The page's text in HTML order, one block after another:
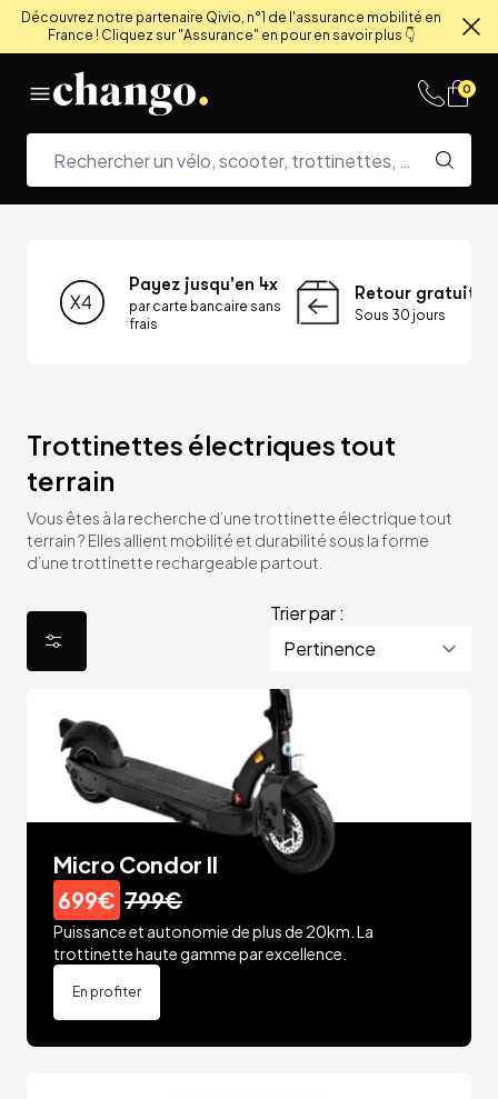
Découvrez notre partenaire Qivio, n°1 de l'assurance mobilité en
France ! Cliquez sur "Assurance" en pour en savoir plus 👇
0
Payez jusqu'en 4x
par carte bancaire sans
frais
Retour gratuit
Sous 30 jours
Trottinettes électriques tout
terrain
Vous êtes à la recherche d’une trottinette électrique tout
terrain ? Elles allient mobilité et durabilité sous la forme
d’une trottinette rechargeable partout.
Trier par :
Micro Condor II
699€ 799€
Puissance et autonomie de plus de 20km. La
trottinette haute gamme par excellence.
En profiter